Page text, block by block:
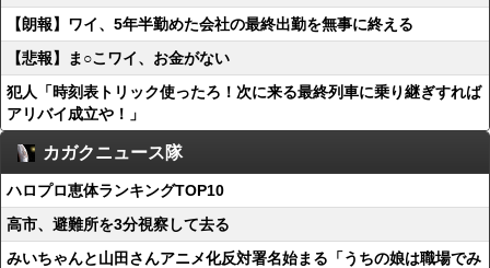
【朗報】ワイ、5年半勤めた会社の最終出勤を無事に終える
【悲報】ま○こワイ、お金がない
犯人「時刻表トリック使ったろ！次に来る最終列車に乗り継ぎすれば
アリバイ成立や！」
カガクニュース隊
ハロプロ恵体ランキングTOP10
高市、避難所を3分視察して去る
みいちゃんと山田さんアニメ化反対署名始まる「うちの娘は職場でみ